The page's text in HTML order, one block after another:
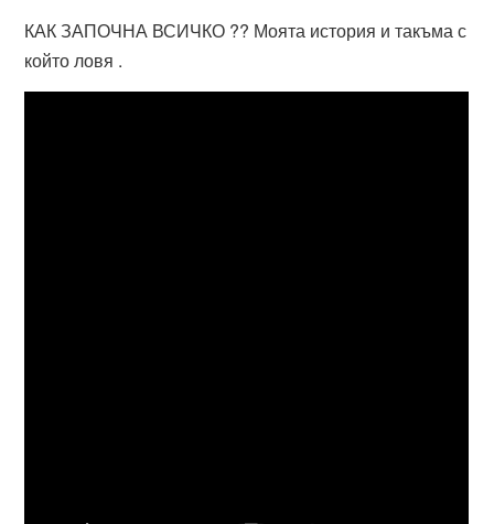
КАК ЗАПОЧНА ВСИЧКО ?? Моята история и такъма с
който ловя .